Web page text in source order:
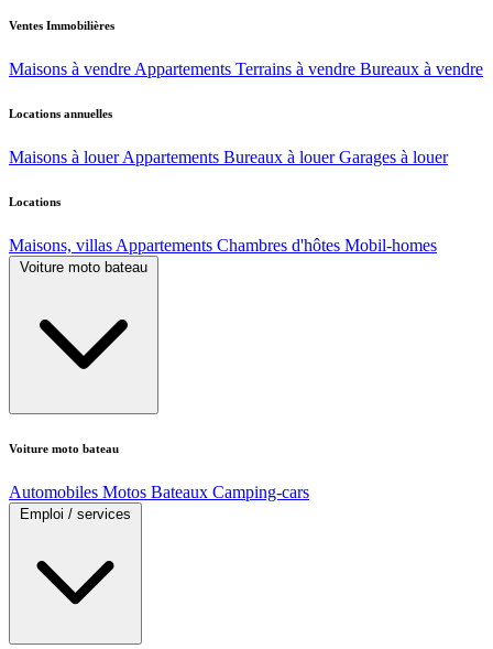
Ventes Immobilières
Maisons à vendre Appartements Terrains à vendre Bureaux à vendre
Locations annuelles
Maisons à louer Appartements Bureaux à louer Garages à louer
Locations
Maisons, villas Appartements Chambres d'hôtes Mobil-homes
Voiture moto bateau
Voiture moto bateau
Automobiles Motos Bateaux Camping-cars
Emploi / services